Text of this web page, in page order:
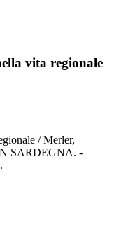
vita regionale
/ Merler,
SARDEGNA. -